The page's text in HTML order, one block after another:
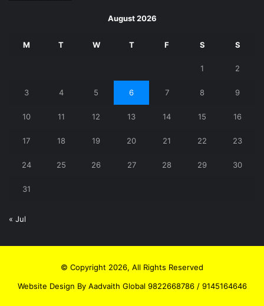
August 2026
M T W T F S S
1 2
3 4 5 6 7 8 9
10 11 12 13 14 15 16
17 18 19 20 21 22 23
24 25 26 27 28 29 30
31
« Jul
© Copyright 2026, All Rights Reserved
Website Design By Aadvaith Global 9822668786 / 9145164646